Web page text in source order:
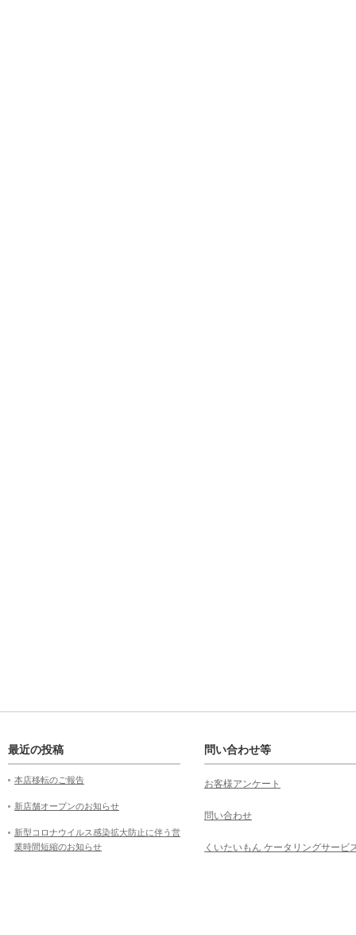
最近の投稿
本店移転のご報告
新店舗オープンのお知らせ
新型コロナウイルス感染拡大防止に伴う営
業時間短縮のお知らせ
問い合わせ等
お客様アンケート
問い合わせ
くいたいもん ケータリングサービ